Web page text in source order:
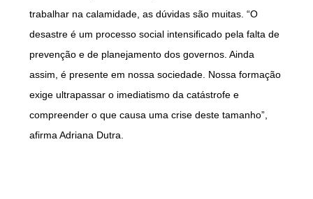
trabalhar na calamidade, as dúvidas são muitas. “O
desastre é um processo social intensificado pela falta de
prevenção e de planejamento dos governos. Ainda
assim, é presente em nossa sociedade. Nossa formação
exige ultrapassar o imediatismo da catástrofe e
compreender o que causa uma crise deste tamanho”,
afirma Adriana Dutra.